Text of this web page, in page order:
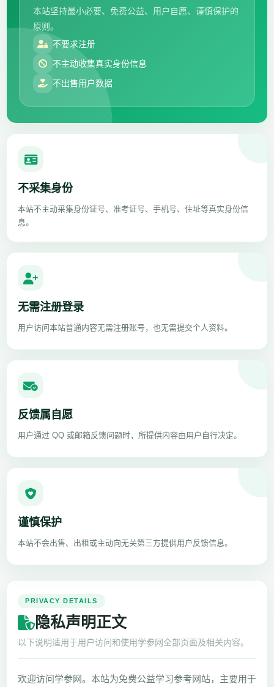
本站坚持最小必要、免费公益、用户自愿、谨慎保护的
原则。
不要求注册
不主动收集真实身份信息
不出售用户数据
不采集身份
本站不主动采集身份证号、准考证号、手机号、住址等真实身份信
息。
无需注册登录
用户访问本站普通内容无需注册账号，也无需提交个人资料。
反馈属自愿
用户通过 QQ 或邮箱反馈问题时，所提供内容由用户自行决定。
谨慎保护
本站不会出售、出租或主动向无关第三方提供用户反馈信息。
PRIVACY DETAILS
隐私声明正文
以下说明适用于用户访问和使用学参网全部页面及相关内容。
欢迎访问学参网。本站为免费公益学习参考网站，主要用于